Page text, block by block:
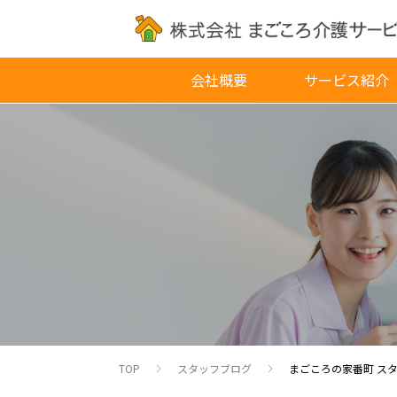
会社概要 サービス紹介
TOP スタッフブログ まごころの家番町 ス